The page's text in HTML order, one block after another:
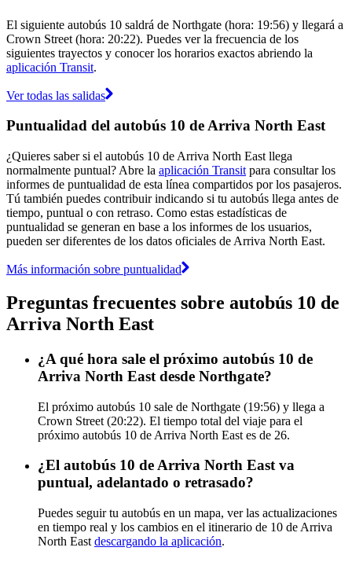
El siguiente autobús 10 saldrá de Northgate (hora: 19:56) y llegará a
Crown Street (hora: 20:22). Puedes ver la frecuencia de los
siguientes trayectos y conocer los horarios exactos abriendo la
aplicación Transit.
Ver todas las salidas
Puntualidad del autobús 10 de Arriva North East
¿Quieres saber si el autobús 10 de Arriva North East llega
normalmente puntual? Abre la aplicación Transit para consultar los
informes de puntualidad de esta línea compartidos por los pasajeros.
Tú también puedes contribuir indicando si tu autobús llega antes de
tiempo, puntual o con retraso. Como estas estadísticas de
puntualidad se generan en base a los informes de los usuarios,
pueden ser diferentes de los datos oficiales de Arriva North East.
Más información sobre puntualidad
Preguntas frecuentes sobre autobús 10 de
Arriva North East
¿A qué hora sale el próximo autobús 10 de
Arriva North East desde Northgate?
El próximo autobús 10 sale de Northgate (19:56) y llega a
Crown Street (20:22). El tiempo total del viaje para el
próximo autobús 10 de Arriva North East es de 26.
¿El autobús 10 de Arriva North East va
puntual, adelantado o retrasado?
Puedes seguir tu autobús en un mapa, ver las actualizaciones
en tiempo real y los cambios en el itinerario de 10 de Arriva
North East descargando la aplicación.